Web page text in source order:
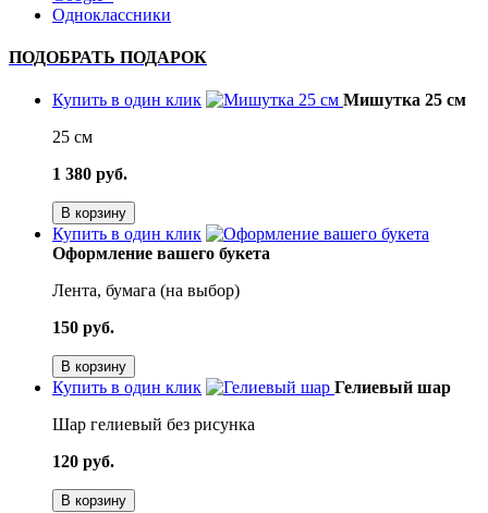
Одноклассники
ПОДОБРАТЬ ПОДАРОК
Купить в один клик
Мишутка 25 см
25 см
1 380 руб.
В корзину
Купить в один клик
Оформление вашего букета
Лента, бумага (на выбор)
150 руб.
В корзину
Купить в один клик
Гелиевый шар
Шар гелиевый без рисунка
120 руб.
В корзину